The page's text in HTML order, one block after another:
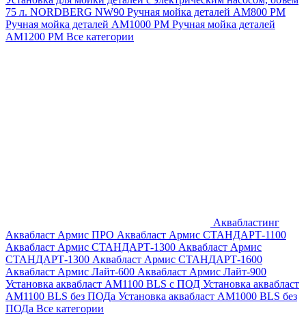
75 л. NORDBERG NW90 Ручная мойка деталей АМ800 РМ
Ручная мойка деталей АМ1000 РМ Ручная мойка деталей
АМ1200 РМ Все категории
Аквабластинг
Аквабласт Армис ПРО Аквабласт Армис СТАНДАРТ-1100
Аквабласт Армис СТАНДАРТ-1300 Аквабласт Армис
СТАНДАРТ-1300 Аквабласт Армис СТАНДАРТ-1600
Аквабласт Армис Лайт-600 Аквабласт Армис Лайт-900
Установка аквабласт AM1100 BLS с ПОД Установка аквабласт
AM1100 BLS без ПОДа Установка аквабласт AM1000 BLS без
ПОДа Все категории